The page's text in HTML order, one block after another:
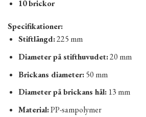
10 brickor
Specifikationer:
Stiftlängd:225 mm
Diameter på stifthuvudet:20 mm
Brickans diameter:50 mm
Diameter på brickans hål:13 mm
Material:PP-sampolymer